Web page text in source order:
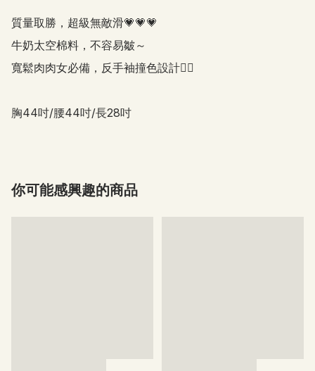
質量取勝，超級無敵滑💗💗💗
牛奶太空棉料，不容易皺～
寬鬆肉肉女必備，反手袖撞色設計👍🏻
胸44吋/腰44吋/長28吋
你可能感興趣的商品